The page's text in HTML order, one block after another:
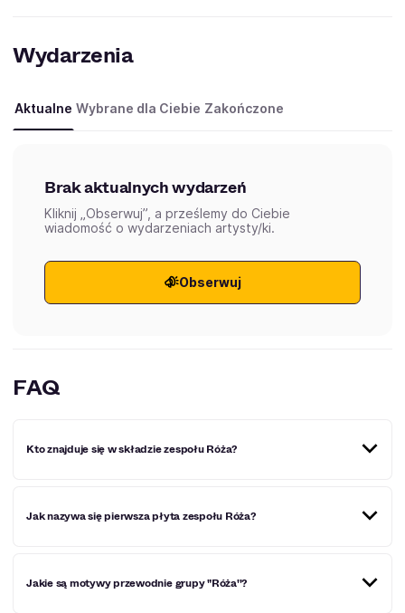
Wydarzenia
Aktualne Wybrane dla Ciebie Zakończone
Brak aktualnych wydarzeń
Kliknij „Obserwuj”, a prześlemy do Ciebie
wiadomość o wydarzeniach artysty/ki.
Obserwuj
FAQ
Kto znajduje się w składzie zespołu Róża?
Penkalli znanej z Enchanted Hunters, Szymona
Jak nazywa się pierwsza płyta zespołu Róża?
Jakie są motywy przewodnie grupy "Róża''?